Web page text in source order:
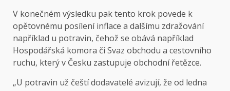
V konečném výsledku pak tento krok povede k
opětovnému posílení inflace a dalšímu zdražování
například u potravin, čehož se obává například
Hospodářská komora či Svaz obchodu a cestovního
ruchu, který v Česku zastupuje obchodní řetězce.
„U potravin už čeští dodavatelé avizují, že od ledna